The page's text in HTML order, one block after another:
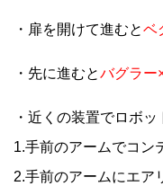
・扉を開けて進むとベ
・先に進むとバグラー
・近くの装置でロボ
1.手前のアームでコン
2.手前のアームにエア